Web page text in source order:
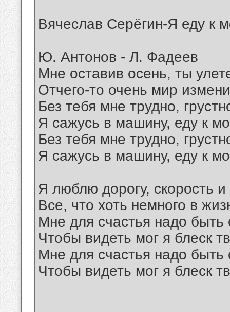
Вячеслав Серёгин-Я еду к
Ю. Антонов - Л. Фадеев
Мне оставив осень, ты
Отчего-то очень мир
Без тебя мне трудно,
Я сажусь в машину, еду к
Без тебя мне трудно,
Я сажусь в машину, еду к
Я люблю дорогу, скорость
Все, что хоть немного в
Мне для счастья надо
Чтобы видеть мог я блеск
Мне для счастья надо
Чтобы видеть мог я блеск